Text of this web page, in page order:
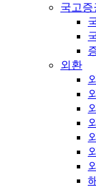
국고증
외환